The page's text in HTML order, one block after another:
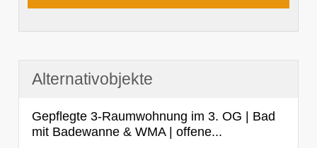
Alternativobjekte
Gepflegte 3-Raumwohnung im 3. OG | Bad
mit Badewanne & WMA | offene...